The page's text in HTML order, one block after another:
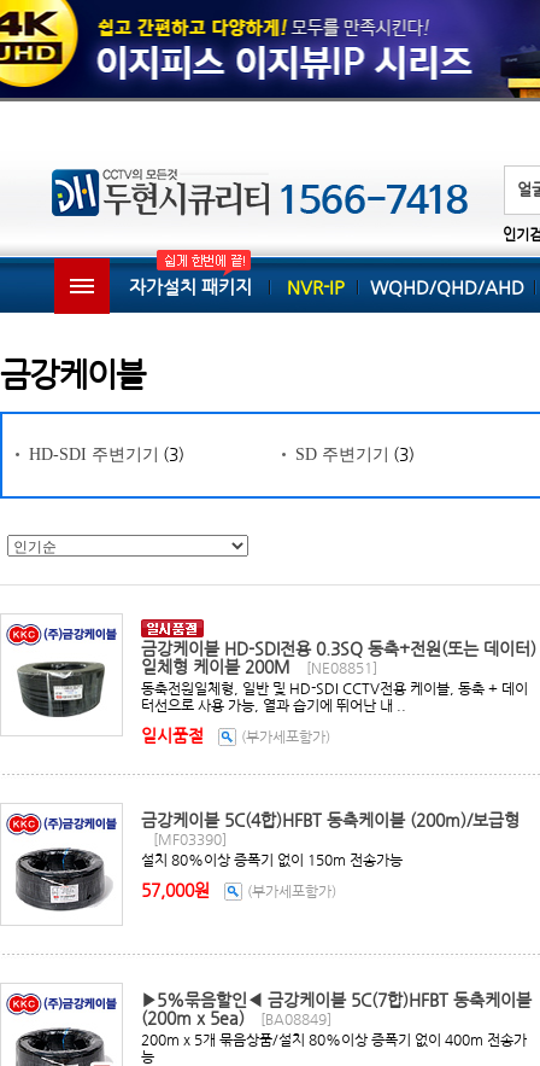
인기
자가설치 패키지 NVR-IP WQHD/QHD/AHD
금강케이블
HD-SDI 주변기기 (3) SD 주변기기 (3)
금강케이블 HD-SDI전용 0.3SQ 동축+전원(또는 데이터)
일체형 케이블 200M
[NE08851]
동축전원일체형, 일반 및 HD-SDI CCTV전용 케이블, 동축 + 데이
터선으로 사용 가능, 열과 습기에 뛰어난 내 ..
일시품절 (부가세포함가)
금강케이블 5C(4합)HFBT 동축케이블 (200m)/보급형
[MF03390]
설치 80%이상 증폭기 없이 150m 전송가능
57,000원 (부가세포함가)
▶5%묶음할인◀ 금강케이블 5C(7합)HFBT 동축케이블
(200m x 5ea)
[BA08849]
200m x 5개 묶음상품/설치 80%이상 증폭기 없이 400m 전송가
능